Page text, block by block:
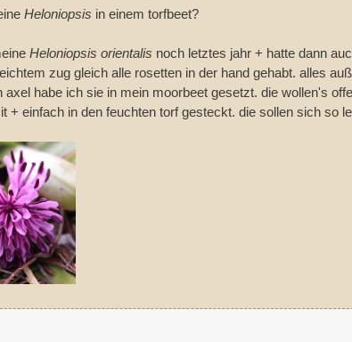
Heloniopsis in einem torfbeet?
Heloniopsis orientalis noch letztes jahr + hatte dann
zug gleich alle rosetten in der hand gehabt. alles
axel habe ich sie in mein moorbeet gesetzt. die wollen's
+ einfach in den feuchten torf gesteckt. die sollen sich so